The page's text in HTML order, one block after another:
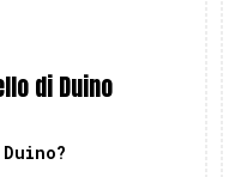
di Duino